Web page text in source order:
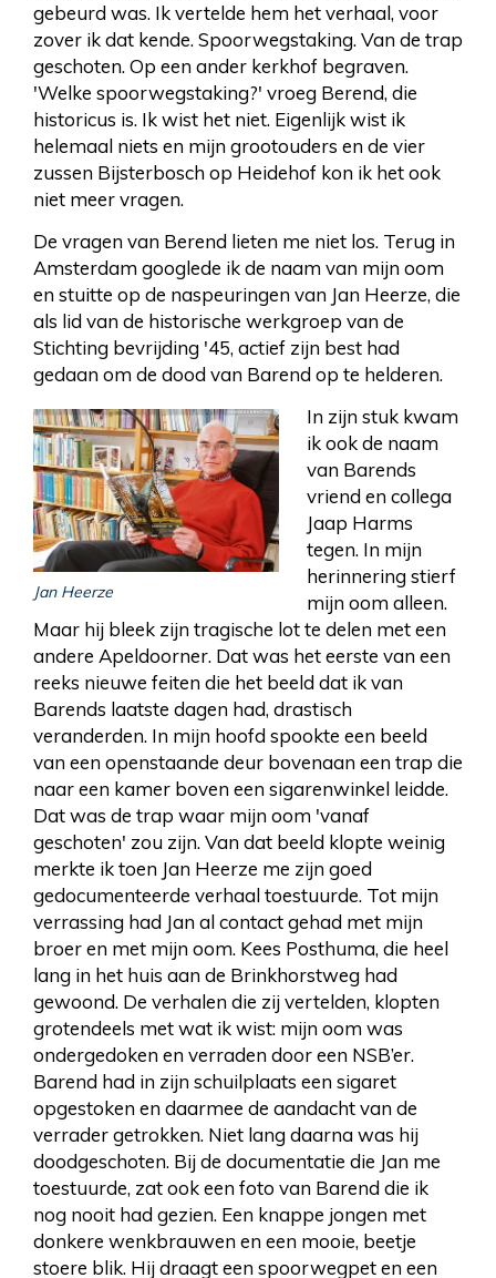
gebeurd was. Ik vertelde hem het verhaal, voor
zover ik dat kende. Spoorwegstaking. Van de trap
geschoten. Op een ander kerkhof begraven.
'Welke spoorwegstaking?' vroeg Berend, die
historicus is. Ik wist het niet. Eigenlijk wist ik
helemaal niets en mijn grootouders en de vier
zussen Bijsterbosch op Heidehof kon ik het ook
niet meer vragen.
De vragen van Berend lieten me niet los. Terug in
Amsterdam googlede ik de naam van mijn oom
en stuitte op de naspeuringen van Jan Heerze, die
als lid van de historische werkgroep van de
Stichting bevrijding '45, actief zijn best had
gedaan om de dood van Barend op te helderen.
Jan Heerze
In zijn stuk kwam
ik ook de naam
van Barends
vriend en collega
Jaap Harms
tegen. In mijn
herinnering stierf
mijn oom alleen.
Maar hij bleek zijn tragische lot te delen met een
andere Apeldoorner. Dat was het eerste van een
reeks nieuwe feiten die het beeld dat ik van
Barends laatste dagen had, drastisch
veranderden. In mijn hoofd spookte een beeld
van een openstaande deur bovenaan een trap die
naar een kamer boven een sigarenwinkel leidde.
Dat was de trap waar mijn oom 'vanaf
geschoten' zou zijn. Van dat beeld klopte weinig
merkte ik toen Jan Heerze me zijn goed
gedocumenteerde verhaal toestuurde. Tot mijn
verrassing had Jan al contact gehad met mijn
broer en met mijn oom. Kees Posthuma, die heel
lang in het huis aan de Brinkhorstweg had
gewoond. De verhalen die zij vertelden, klopten
grotendeels met wat ik wist: mijn oom was
ondergedoken en verraden door een NSB’er.
Barend had in zijn schuilplaats een sigaret
opgestoken en daarmee de aandacht van de
verrader getrokken. Niet lang daarna was hij
doodgeschoten. Bij de documentatie die Jan me
toestuurde, zat ook een foto van Barend die ik
nog nooit had gezien. Een knappe jongen met
donkere wenkbrauwen en een mooie, beetje
stoere blik. Hij draagt een spoorwegpet en een